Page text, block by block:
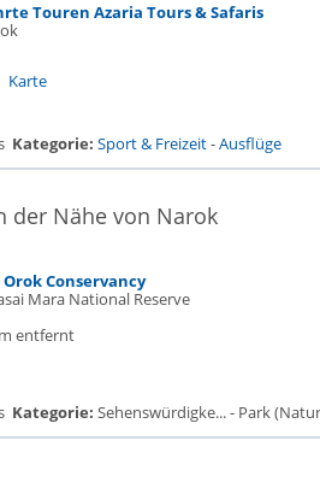
Touren Azaria Tours & Safaris
Karte
Kategorie: Sport & Freizeit-Ausflüge
der Nähe von Narok
Conservancy
Mara National Reserve
entfernt
Kategorie: Sehenswürdigke... - Park